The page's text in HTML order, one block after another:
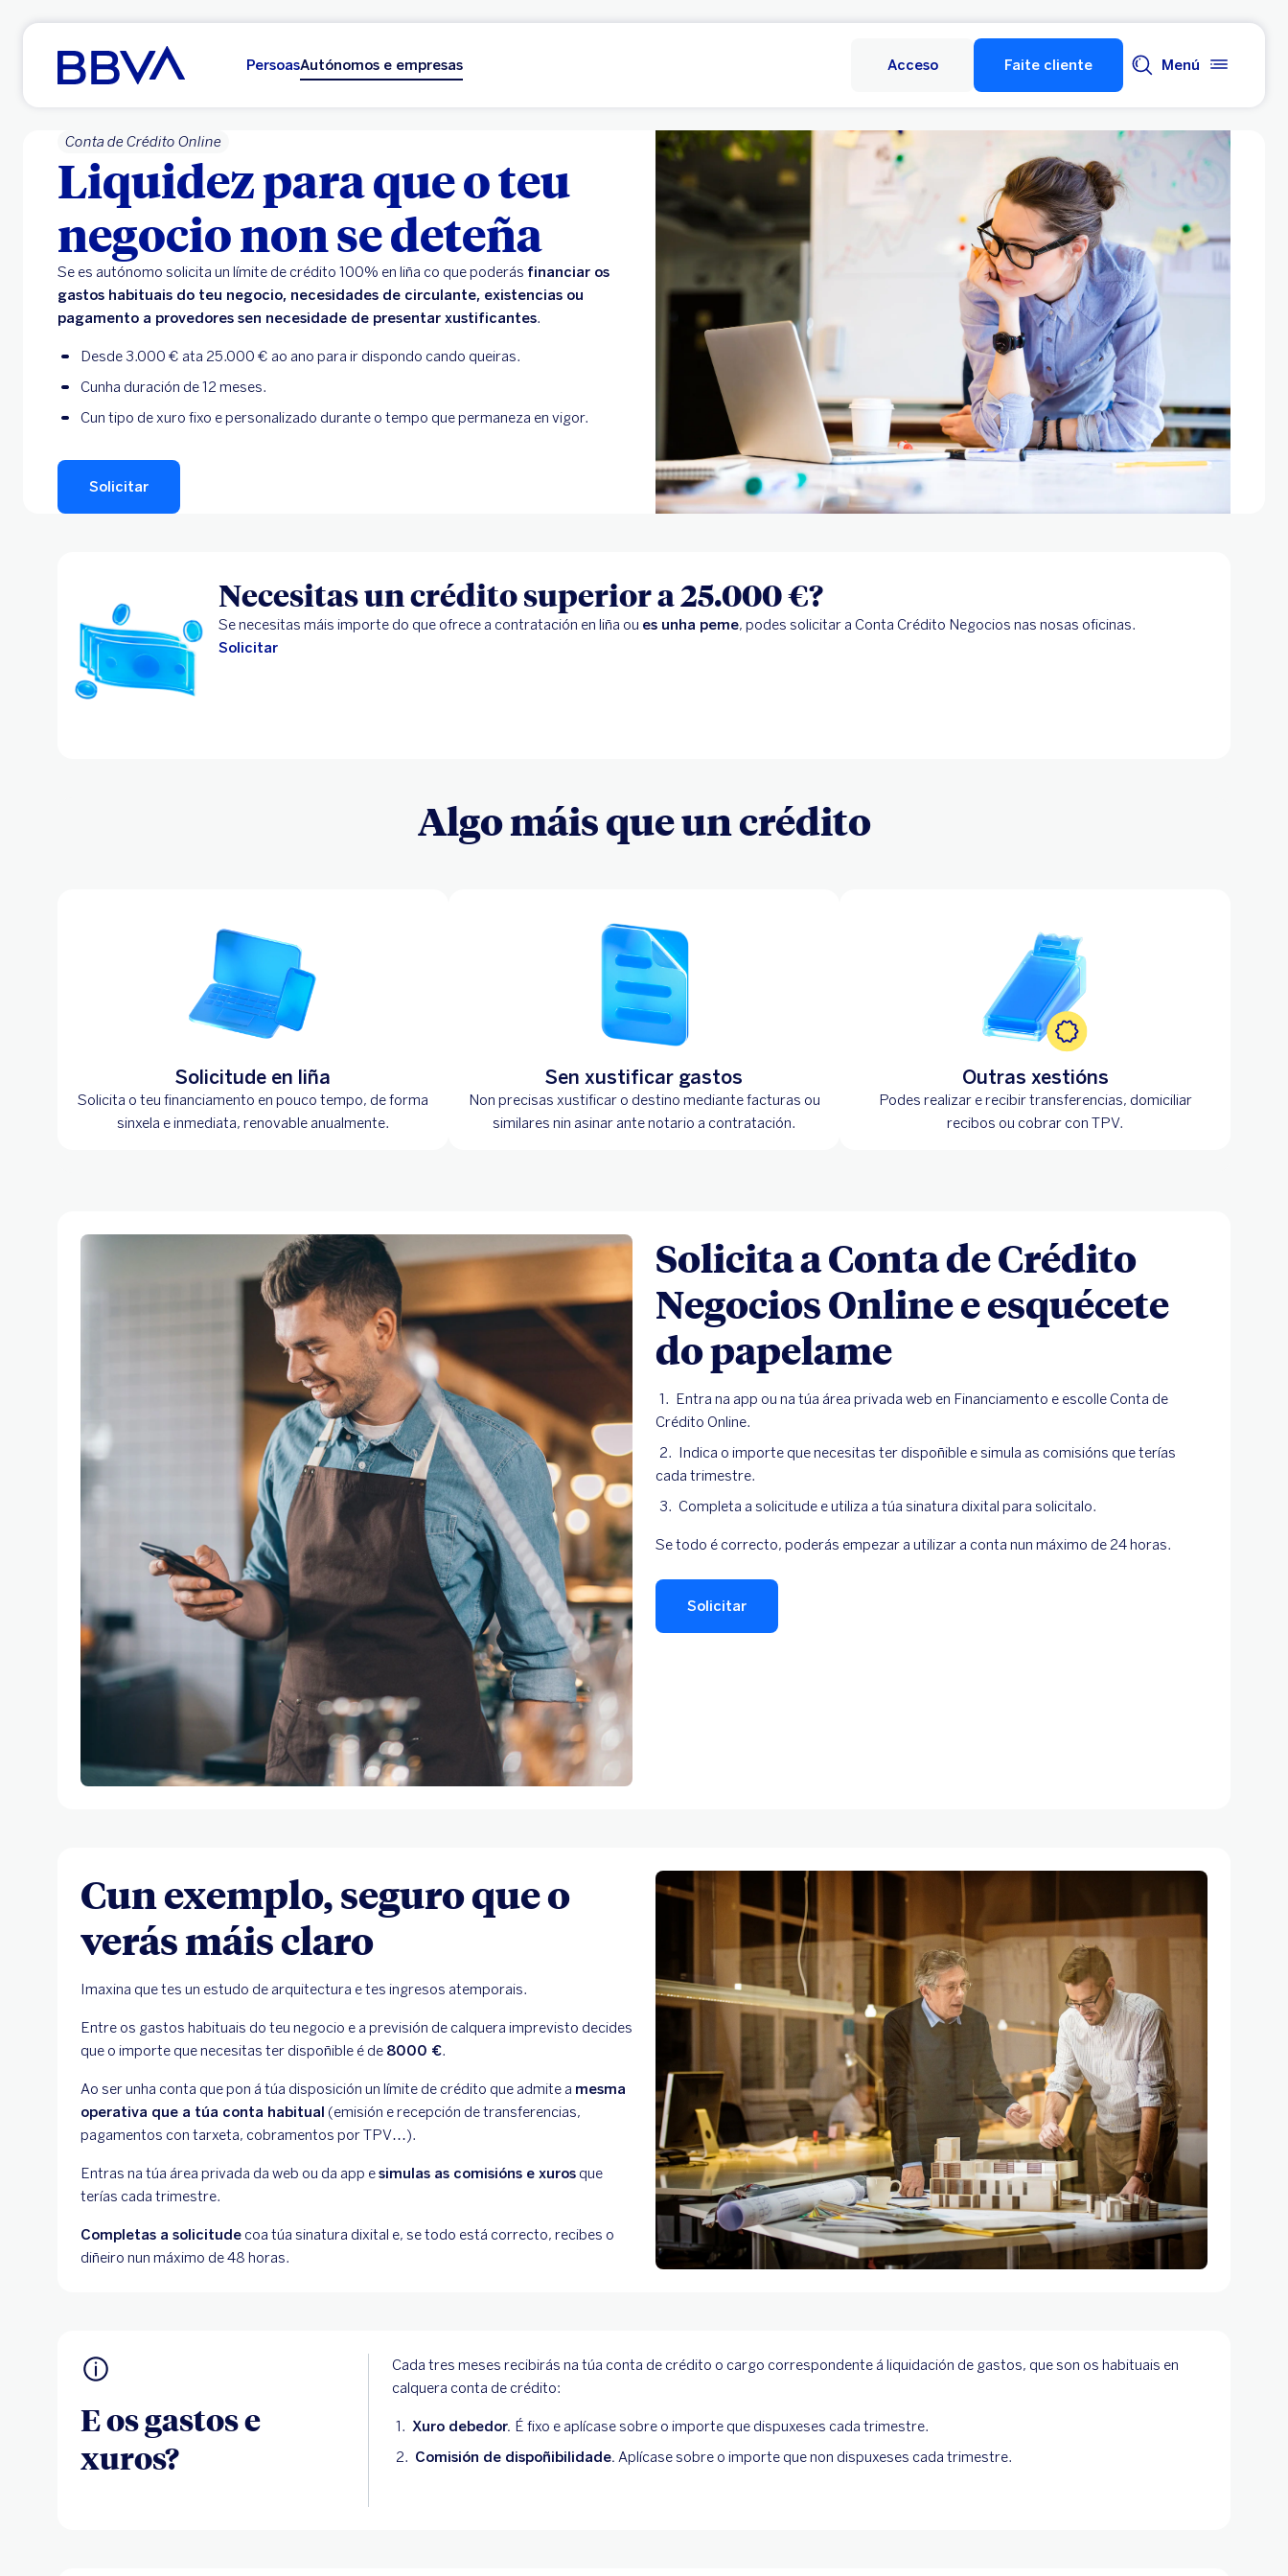
Ir ao contido principal
PersoasAutónomos e empresas Acceso Faite cliente Menú
Conta de Crédito Online
Liquidez para que o teu
negocio non se deteña
Se es autónomo solicita un límite de crédito 100% en liña co que poderás financiar os
gastos habituais do teu negocio, necesidades de circulante, existencias ou
pagamento a provedores sen necesidade de presentar xustificantes.
Desde 3.000 € ata 25.000 € ao ano para ir dispondo cando queiras.
Cunha duración de 12 meses.
Cun tipo de xuro fixo e personalizado durante o tempo que permaneza en vigor.
Solicitar
Necesitas un crédito superior a 25.000 €?
Se necesitas máis importe do que ofrece a contratación en liña ou es unha peme, podes solicitar a Conta Crédito Negocios nas nosas oficinas.
Solicitar
Algo máis que un crédito
Solicitude en liña
Solicita o teu financiamento en pouco tempo, de forma
sinxela e inmediata, renovable anualmente.
Sen xustificar gastos
Non precisas xustificar o destino mediante facturas ou
similares nin asinar ante notario a contratación.
Outras xestións
Podes realizar e recibir transferencias, domiciliar
recibos ou cobrar con TPV.
Solicita a Conta de Crédito
Negocios Online e esquécete
do papelame
Entra na app ou na túa área privada web en Financiamento e escolle Conta de
Crédito Online.
Indica o importe que necesitas ter dispoñible e simula as comisións que terías
cada trimestre.
Completa a solicitude e utiliza a túa sinatura dixital para solicitalo.
Se todo é correcto, poderás empezar a utilizar a conta nun máximo de 24 horas.
Solicitar
Cun exemplo, seguro que o
verás máis claro
Imaxina que tes un estudo de arquitectura e tes ingresos atemporais.
Entre os gastos habituais do teu negocio e a previsión de calquera imprevisto decides
que o importe que necesitas ter dispoñible é de 8000 €.
Ao ser unha conta que pon á túa disposición un límite de crédito que admite a mesma
operativa que a túa conta habitual (emisión e recepción de transferencias,
pagamentos con tarxeta, cobramentos por TPV…).
Entras na túa área privada da web ou da app esimulas as comisións e xuros que
terías cada trimestre.
Completas a solicitude coa túa sinatura dixital e, se todo está correcto, recibes o
diñeiro nun máximo de 48 horas.
E os gastos e
xuros?
Cada tres meses recibirás na túa conta de crédito o cargo correspondente á liquidación de gastos, que son os habituais en
calquera conta de crédito:
Xuro debedor. É fixo e aplícase sobre o importe que dispuxeses cada trimestre.
Comisión de dispoñibilidade. Aplícase sobre o importe que non dispuxeses cada trimestre.